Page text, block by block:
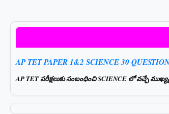
AP TET PAPER 1&2 SCIENCE 30
AP TET పరీక్షలుకు సంబంధించి SCIENCE లో వచ్చే